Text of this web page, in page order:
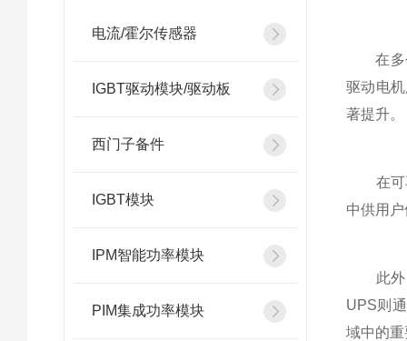
电流/霍尔传感器
IGBT驱动模块/驱动板
西门子备件
IGBT模块
IPM智能功率模块
PIM集成功率模块
在多个
驱动电
著提升。
在可再
中供用
此外，
UPS则
域中的